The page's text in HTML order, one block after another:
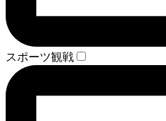
スポーツ観戦